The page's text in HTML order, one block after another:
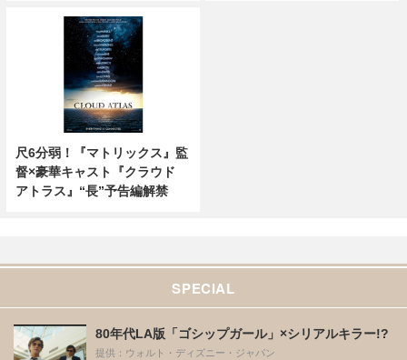
尺6分弱！『マトリックス』監
督×豪華キャスト『クラウド
アトラス』“長”予告編解禁
SPECIAL
80年代LA版「ゴシップガール」×シリアルキラー!?
提供：ウォルト・ディズニー・ジャパン